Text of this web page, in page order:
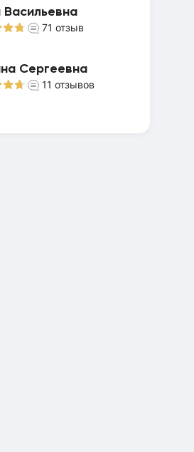
Васильевна
71 отзыв
Сергеевна
11 отзывов